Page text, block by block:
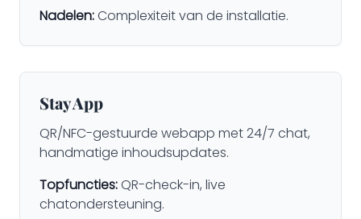
Nadelen:Complexiteit van de installatie.
Stay App
QR/NFC-gestuurde webapp met 24/7 chat,
handmatige inhoudsupdates.
Topfuncties:QR-check-in, live
chatondersteuning.